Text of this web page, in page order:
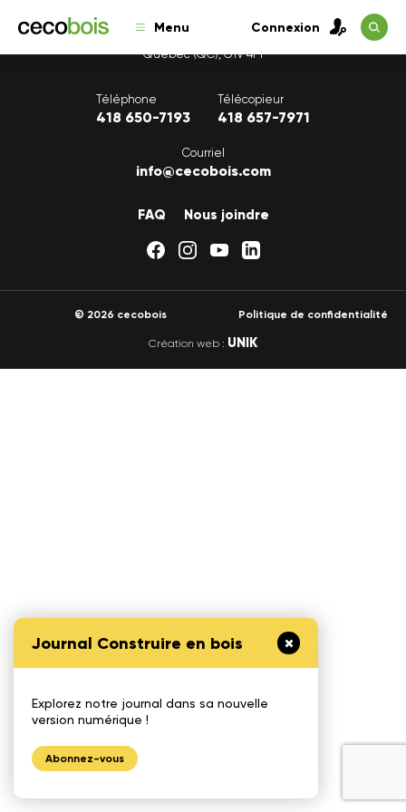
Menu Connexion
Journal Construire en bois
Explorez notre journal dans sa nouvelle
version numérique !
Abonnez-vous
1175, avenue Lavigerie, Bureau 200
Québec (QC), G1V 4P1
Téléphone
418 650-7193
Télécopieur
418 657-7971
Courriel
info@cecobois.com
FAQ Nous joindre
© 2026 cecobois Politique de confidentialité
Création web : UNIK